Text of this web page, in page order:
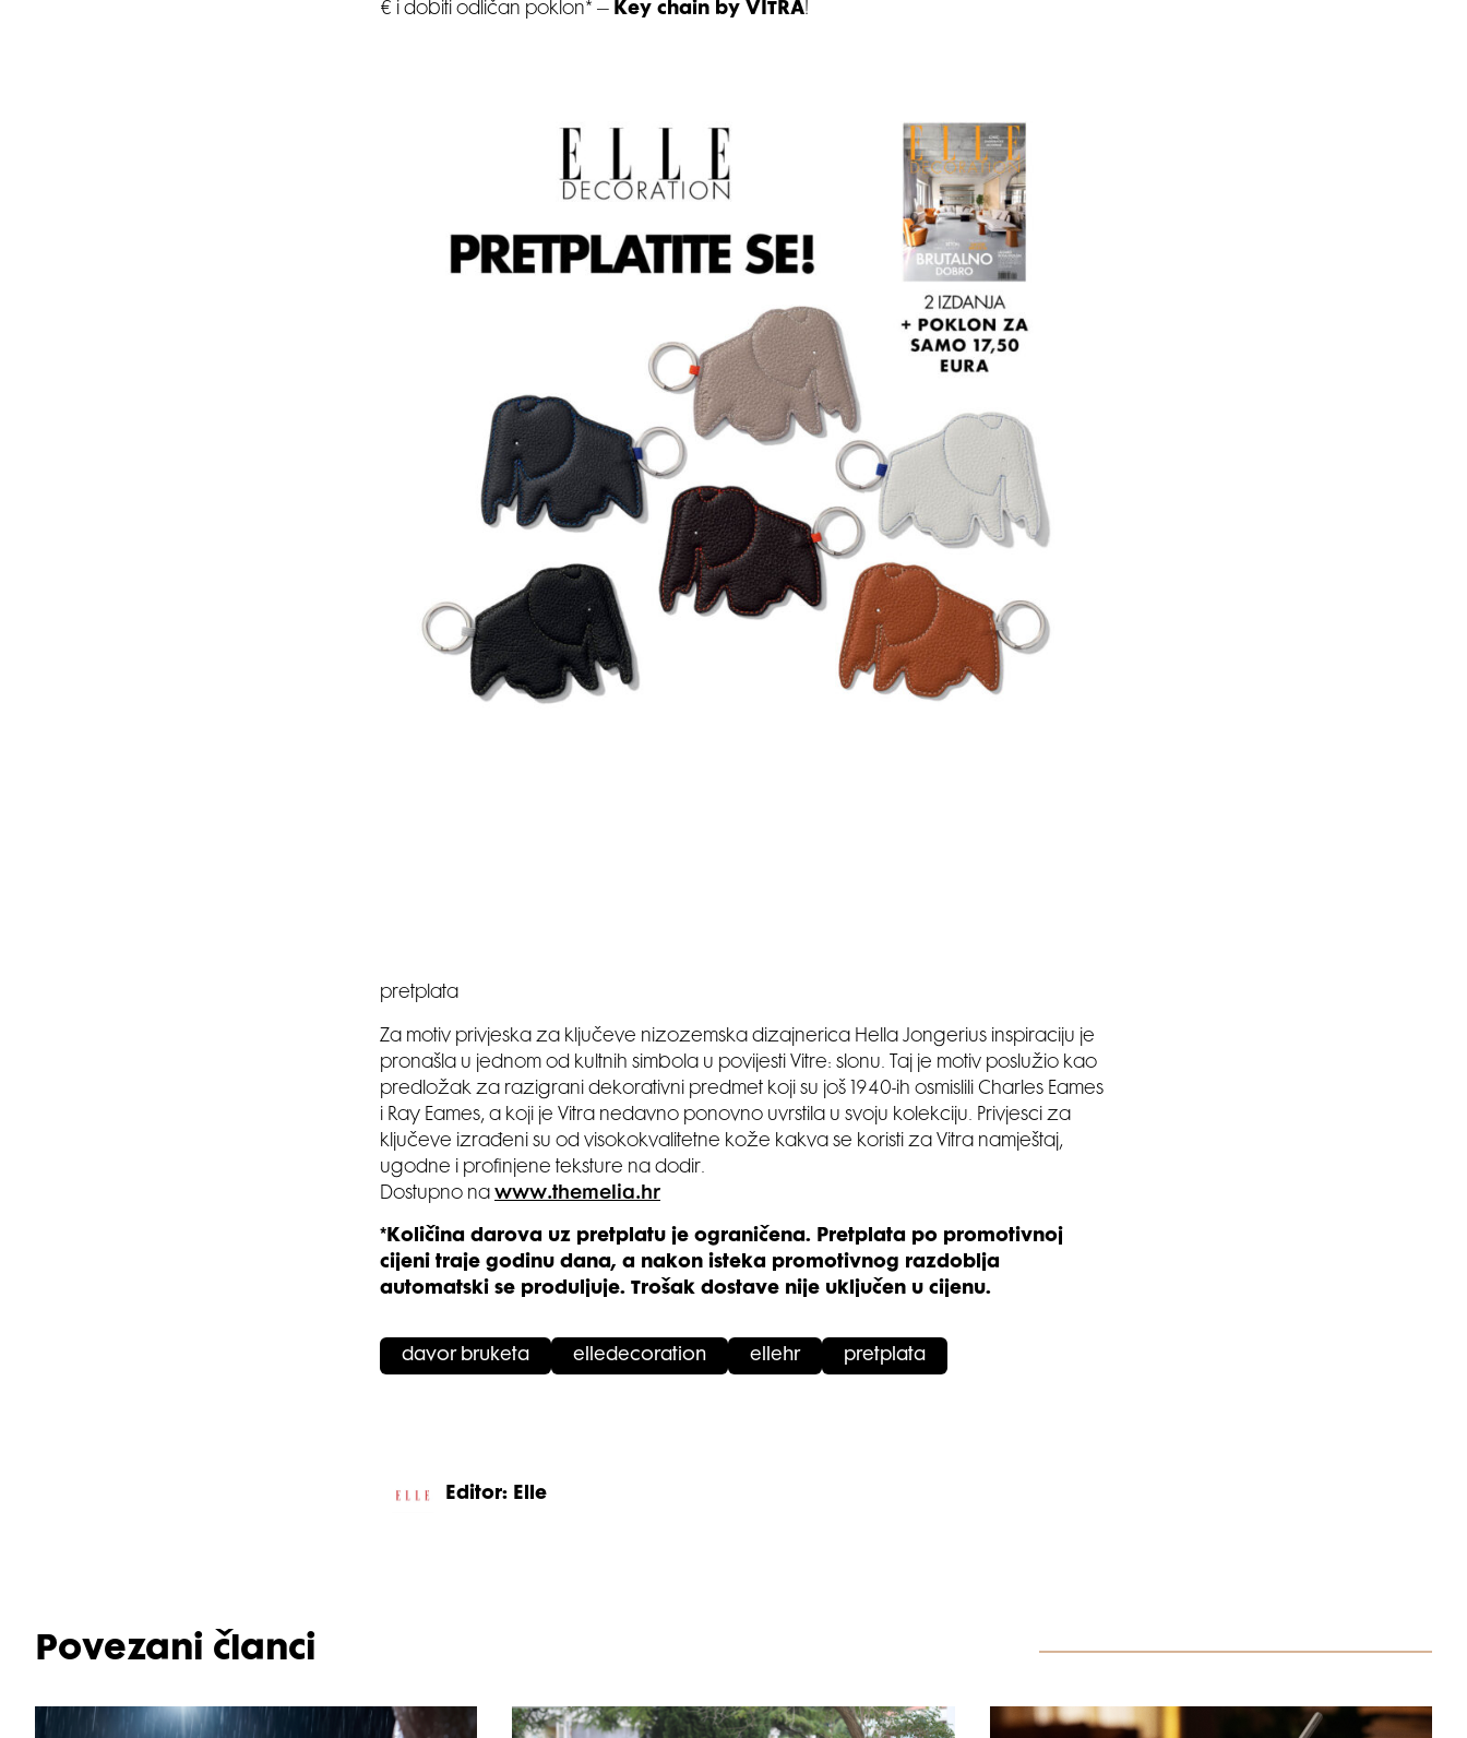
€ i dobiti odličan poklon* – Key chain by VITRA!
pretplata
Za motiv privjeska za ključeve nizozemska dizajnerica Hella Jongerius inspiraciju je
pronašla u jednom od kultnih simbola u povijesti Vitre: slonu. Taj je motiv poslužio kao
predložak za razigrani dekorativni predmet koji su još 1940-ih osmislili Charles Eames
i Ray Eames, a koji je Vitra nedavno ponovno uvrstila u svoju kolekciju. Privjesci za
ključeve izrađeni su od visokokvalitetne kože kakva se koristi za Vitra namještaj,
ugodne i profinjene teksture na dodir.
Dostupno na www.themelia.hr
*Količina darova uz pretplatu je ograničena. Pretplata po promotivnoj
cijeni traje godinu dana, a nakon isteka promotivnog razdoblja
automatski se produljuje. Trošak dostave nije uključen u cijenu.
davor bruketa elledecoration ellehr pretplata
Editor: Elle
Povezani članci